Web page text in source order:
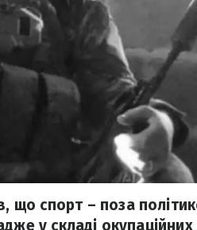
що спорт – поза
у складі